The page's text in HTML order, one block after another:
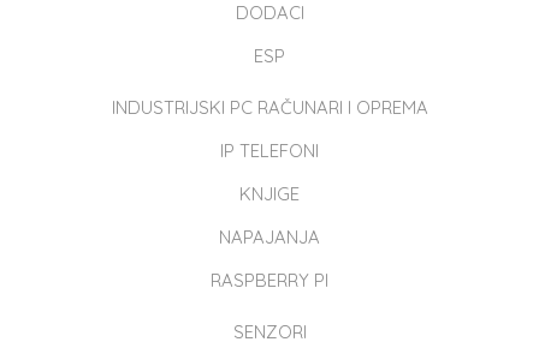
DODACI
ESP
INDUSTRIJSKI PC RAČUNARI I OPREMA
IP TELEFONI
KNJIGE
NAPAJANJA
RASPBERRY PI
SENZORI